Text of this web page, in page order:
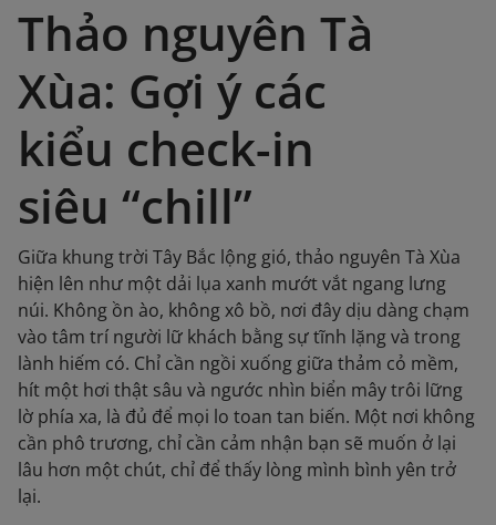
Thảo nguyên Tà
Xùa: Gợi ý các
kiểu check-in
siêu “chill”
Giữa khung trời Tây Bắc lộng gió, thảo nguyên Tà Xùa
hiện lên như một dải lụa xanh mướt vắt ngang lưng
núi. Không ồn ào, không xô bồ, nơi đây dịu dàng chạm
vào tâm trí người lữ khách bằng sự tĩnh lặng và trong
lành hiếm có. Chỉ cần ngồi xuống giữa thảm cỏ mềm,
hít một hơi thật sâu và ngước nhìn biển mây trôi lững
lờ phía xa, là đủ để mọi lo toan tan biến. Một nơi không
cần phô trương, chỉ cần cảm nhận bạn sẽ muốn ở lại
lâu hơn một chút, chỉ để thấy lòng mình bình yên trở
lại.